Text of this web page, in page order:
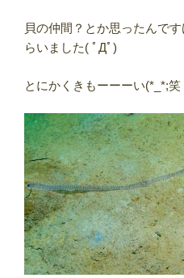
貝の仲間？とか思ったんで
らいました( ﾟДﾟ)
とにかくきもーーーい(*_*;笑